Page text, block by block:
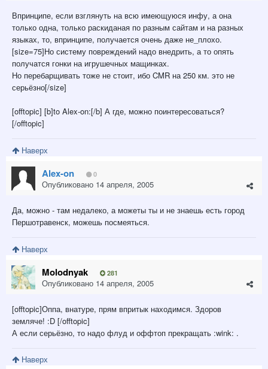
Впринципе, если взглянуть на всю имеющуюся инфу, а она
только одна, только раскиданая по разным сайтам и на разных
языках, то, впринципе, получается очень даже не_плохо.
[size=75]Но систему повреждений надо внедрить, а то опять
получатся гонки на игрушечных мащинках.
Но перебарщивать тоже не стоит, ибо CMR на 250 км. это не
серьёзно[/size]
[offtopic] [b]to Alex-on:[/b] А где, можно поинтересоваться?
[/offtopic]
Наверх
Alex-on 0
Опубликовано 14 апреля, 2005
Да, можно - там недалеко, а можеты ты и не знаешь есть город
Першотравенск, можешь посмеяться.
Наверх
Molodnyak 281
Опубликовано 14 апреля, 2005
[offtopic]Оппа, внатуре, прям впритык находимся. Здоров
земляче! :D [/offtopic]
А если серьёзно, то надо флуд и оффтоп прекращать :wink: .
Наверх